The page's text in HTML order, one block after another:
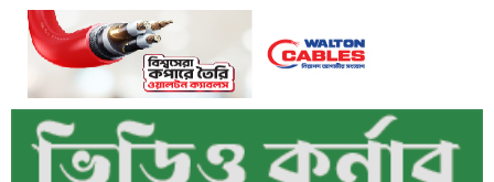
বিয়ের আগেই গর্ভবতী, মেয়েকে নদীতে ডুবিয়ে হত্যা বাবার
ভাইরাল মেসেজ নিয়ে ব্যাখ্যা দিলেন নাহিদ ইসলাম
তাপমাত্রা নিয়ে নতুন পূর্বাভাস দিল আবহাওয়া অফিস
সহপাঠীদের ব্যক্তিগত ছবি বিদেশে পাঠানোর অভিযোগে উত্তাল
ইবি